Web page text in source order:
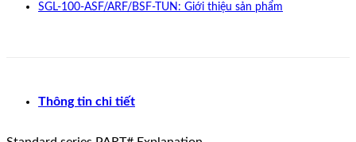
SGL-100-ASF/ARF/BSF-TUN: Giới thiệu sản phẩm
Thông tin chi tiết